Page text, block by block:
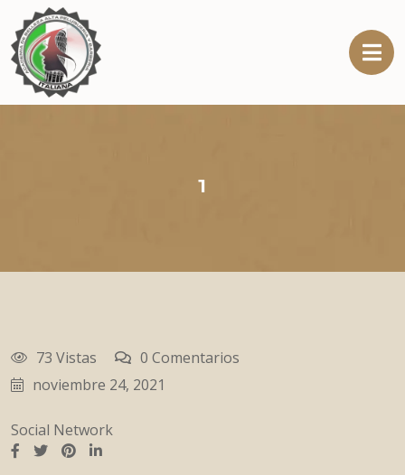
1
73 Vistas
0 Comentarios
noviembre 24, 2021
Social Network